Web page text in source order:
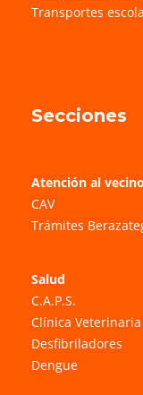
Transportes
Secciones
Atención al vecino
CAV
Trámites
Salud
C.A.P.S.
Clínica Veterinaria
Desfibriladores
Dengue